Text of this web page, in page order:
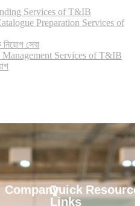
Services of T&IB
Preparation Services of
নিয়োগ সেবা
Services of T&IB
CompanyQuick
Links